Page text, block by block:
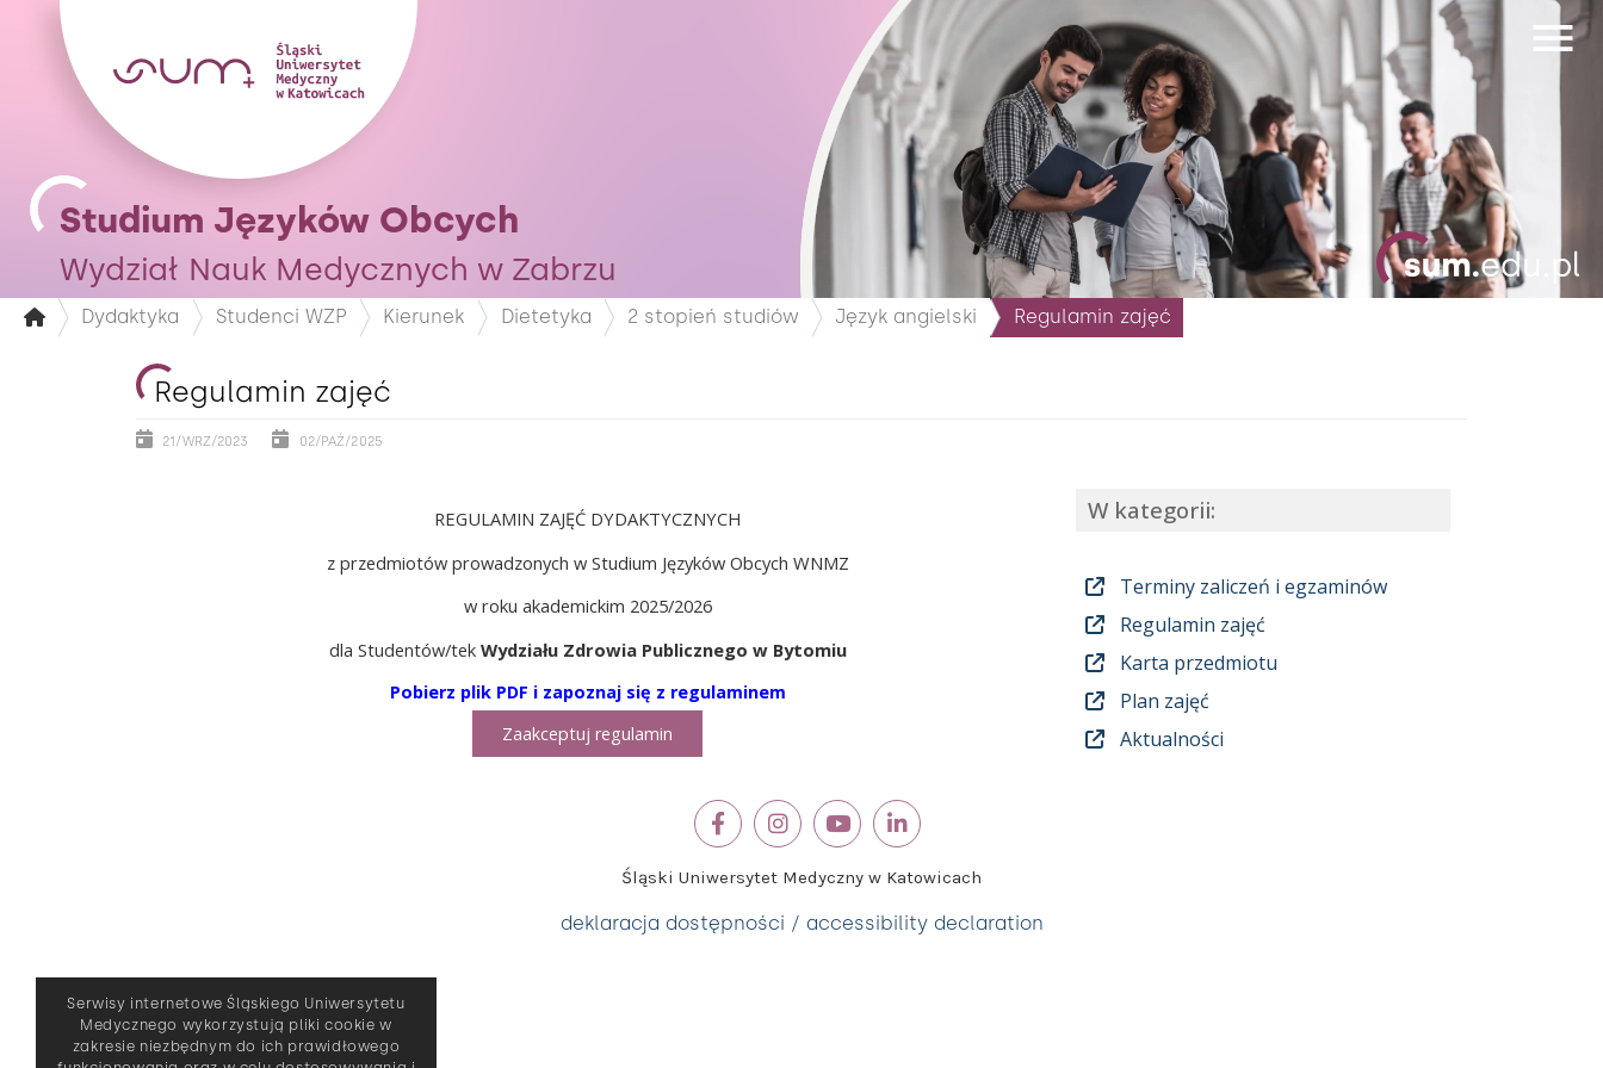
Studium Języków Obcych
Wydział Nauk Medycznych w Zabrzu
Dydaktyka Studenci WZP Kierunek Dietetyka 2 stopień studiów Język angielski Regulamin zajęć
Regulamin zajęć
21/WRZ/2023 02/PAŹ/2025
REGULAMIN ZAJĘĆ DYDAKTYCZNYCH
z przedmiotów prowadzonych w Studium Języków Obcych WNMZ
w roku akademickim 2025/2026
dla Studentów/tek Wydziału Zdrowia Publicznego w Bytomiu
Pobierz plik PDF i zapoznaj się z regulaminem
Zaakceptuj regulamin
W kategorii:
Terminy zaliczeń i egzaminów
Regulamin zajęć
Karta przedmiotu
Plan zajęć
Aktualności
Śląski Uniwersytet Medyczny w Katowicach
deklaracja dostępności / accessibility declaration
Serwisy internetowe Śląskiego Uniwersytetu
Medycznego wykorzystują pliki cookie w
zakresie niezbędnym do ich prawidłowego